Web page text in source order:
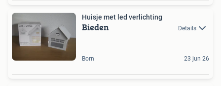
Huisje met led verlichting
Bieden Details
Born 23 jun 26